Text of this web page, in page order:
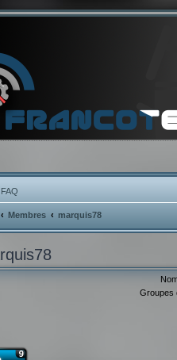
FAQ
Membres marquis78
Groupes